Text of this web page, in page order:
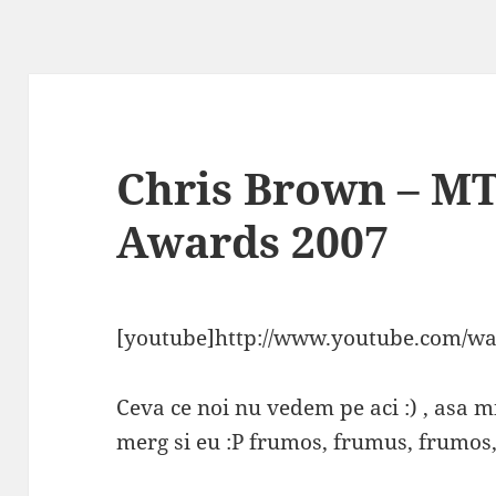
Chris Brown –
Awards 2007
[youtube]http://www.youtube.com/
Ceva ce noi nu vedem pe aci :) , asa
merg si eu :P frumos, frumus,